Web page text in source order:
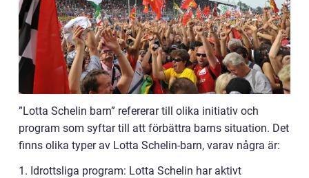
”Lotta Schelin barn” refererar till olika initiativ och
program som syftar till att förbättra barns situation. Det
finns olika typer av Lotta Schelin-barn, varav några är:
1. Idrottsliga program: Lotta Schelin har aktivt